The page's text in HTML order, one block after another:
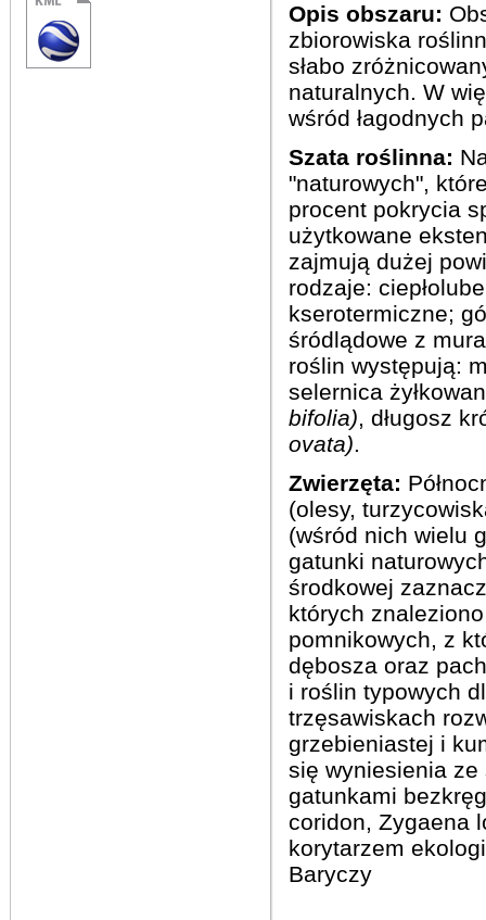
Opis obszaru:
zbiorowiska
słabo
naturalnych. W
wśród łagodnych
Szata roślinna:
"naturowych",
procent pokrycia
użytkowane
zajmują dużej
rodzaje:
kserotermiczne;
śródlądowe z
roślin występują:
selernica
bifolia), długosz
ovata).
Zwierzęta:
(olesy,
(wśród nich wielu
gatunki
środkowej
których
pomnikowych, z
dębosza oraz
i roślin typowych
trzęsawiskach
grzebieniastej i
się wyniesienia
gatunkami
coridon, Zygaena
korytarzem
Baryczy